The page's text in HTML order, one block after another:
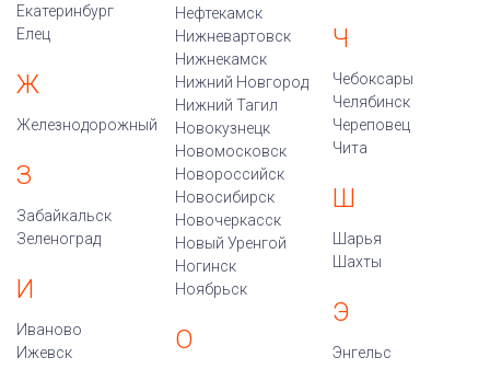
Екатеринбург
Елец
Ж
Железнодорожный
З
Забайкальск
Зеленоград
И
Иваново
Ижевск
Нефтекамск
Нижневартовск
Нижнекамск
Нижний Новгород
Нижний Тагил
Новокузнецк
Новомосковск
Новороссийск
Новосибирск
Новочеркасск
Новый Уренгой
Ногинск
Ноябрьск
О
Ч
Чебоксары
Челябинск
Череповец
Чита
Ш
Шарья
Шахты
Э
Энгельс